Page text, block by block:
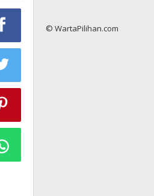
© WartaPilihan.com